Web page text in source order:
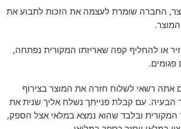
החברה שומרת לעצמה את הזכות לתבוע את
או להחליף קפה שאריזתו המקורית נפתחה,
אתה רשאי לשלוח חזרה את המוצר בצירוף
הבעיה. עם קבלת פנייתך נשלח אליך שנית את
המקורית ובלבד שהוא נמצא במלאי אצל הספק,